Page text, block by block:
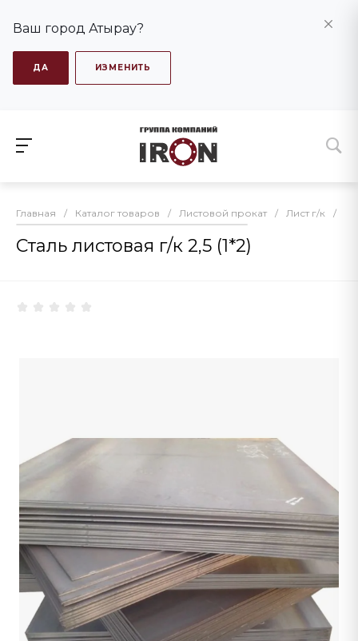
Ваш город Атырау?
ДА ИЗМЕНИТЬ
Главная / Каталог товаров / Листовой прокат / Лист г/к /
Сталь листовая г/к 2,5 (1*2)